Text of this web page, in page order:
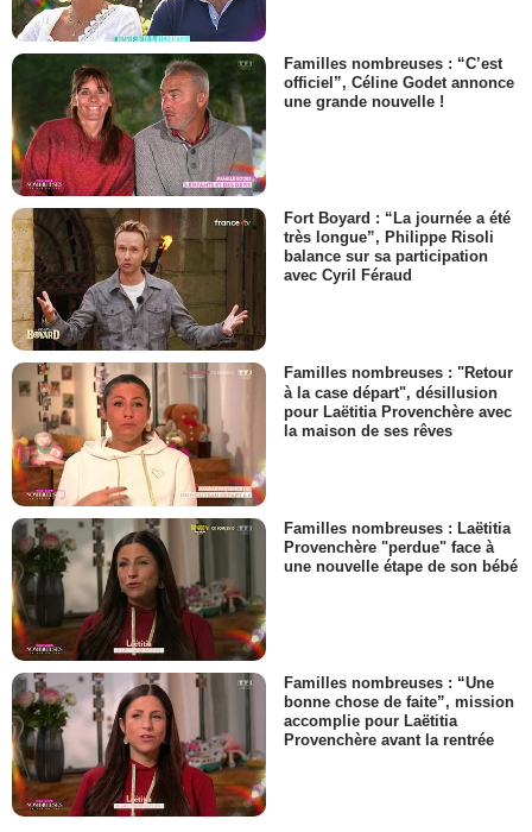
Familles nombreuses : “C’est
officiel”, Céline Godet annonce
une grande nouvelle !
Fort Boyard : “La journée a été
très longue”, Philippe Risoli
balance sur sa participation
avec Cyril Féraud
Familles nombreuses : "Retour
à la case départ", désillusion
pour Laëtitia Provenchère avec
la maison de ses rêves
Familles nombreuses : Laëtitia
Provenchère "perdue" face à
une nouvelle étape de son bébé
Familles nombreuses : “Une
bonne chose de faite”, mission
accomplie pour Laëtitia
Provenchère avant la rentrée